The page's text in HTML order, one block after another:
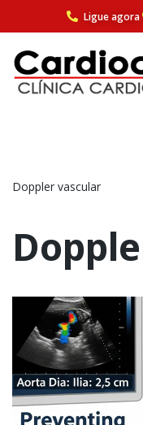
para
o
Ligue agora
Doppler vascular